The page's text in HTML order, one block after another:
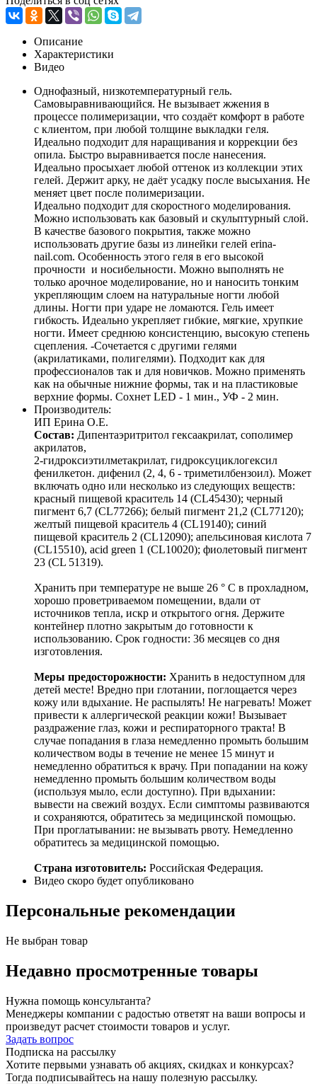
Описание
Характеристики
Видео
Однофазный, низкотемпературный гель.
Самовыравнивающийся. Не вызывает жжения в
процессе полимеризации, что создаёт комфорт в работе
с клиентом, при любой толщине выкладки геля.
Идеально подходит для наращивания и коррекции без
опила. Быстро выравнивается после нанесения.
Идеально просыхает любой оттенок из коллекции этих
гелей. Держит арку, не даёт усадку после высыхания. Не
меняет цвет после полимеризации.
Идеально подходит для скоростного моделирования.
Можно использовать как базовый и скульптурный слой.
В качестве базового покрытия, также можно
использовать другие базы из линейки гелей erina-
nail.com. Особенность этого геля в его высокой
прочности и носибельности. Можно выполнять не
только арочное моделирование, но и наносить тонким
укрепляющим слоем на натуральные ногти любой
длины. Ногти при ударе не ломаются. Гель имеет
гибкость. Идеально укрепляет гибкие, мягкие, хрупкие
ногти. Имеет среднюю консистенцию, высокую степень
сцепления. -Сочетается с другими гелями
(акрилатиками, полигелями). Подходит как для
профессионалов так и для новичков. Можно применять
как на обычные нижние формы, так и на пластиковые
верхние формы. Сохнет LED - 1 мин., УФ - 2 мин.
Производитель:
ИП Ерина О.Е.
Состав: Дипентаэритритол гексаакрилат, сополимер
акрилатов,
2-гидроксиэтилметакрилат, гидроксуциклогексил
фенилкетон. дифенил (2, 4, 6 - триметилбензоил). Может
включать одно или несколько из следующих веществ:
красный пищевой краситель 14 (CL45430); черный
пигмент 6,7 (CL77266); белый пигмент 21,2 (CL77120);
желтый пищевой краситель 4 (CL19140); синий
пищевой краситель 2 (CL12090); апельсиновая кислота 7
(CL15510), acid green 1 (CL10020); фиолетовый пигмент
23 (CL 51319).
Хранить при температуре не выше 26 ° C в прохладном,
хорошо проветриваемом помещении, вдали от
источников тепла, искр и открытого огня. Держите
контейнер плотно закрытым до готовности к
использованию. Срок годности: 36 месяцев со дня
изготовления.
Меры предосторожности: Хранить в недоступном для
детей месте! Вредно при глотании, поглощается через
кожу или вдыхание. Не распылять! Не нагревать! Может
привести к аллергической реакции кожи! Вызывает
раздражение глаз, кожи и респираторного тракта! В
случае попадания в глаза немедленно промыть большим
количеством воды в течение не менее 15 минут и
немедленно обратиться к врачу. При попадании на кожу
немедленно промыть большим количеством воды
(используя мыло, если доступно). При вдыхании:
вывести на свежий воздух. Если симптомы развиваются
и сохраняются, обратитесь за медицинской помощью.
При проглатывании: не вызывать рвоту. Немедленно
обратитесь за медицинской помощью.
Страна изготовитель: Российская Федерация.
Видео скоро будет опубликовано
Персональные рекомендации
Не выбран товар
Недавно просмотренные товары
Нужна помощь консультанта?
Менеджеры компании с радостью ответят на ваши вопросы и
произведут расчет стоимости товаров и услуг.
Задать вопрос
Подписка на рассылку
Хотите первыми узнавать об акциях, скидках и конкурсах?
Тогда подписывайтесь на нашу полезную рассылку.